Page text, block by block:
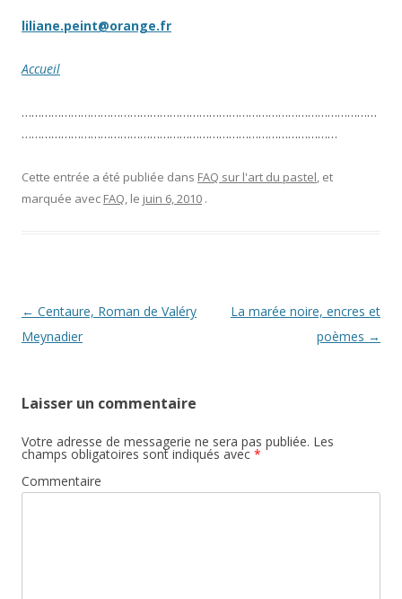
liliane.peint@orange.fr
Accueil
………………………………………………………………………………………………
……………………………………………………………………………………
Cette entrée a été publiée dans FAQ sur l'art du pastel , et
marquée avec FAQ , le juin 6, 2010 .
Navigation des articles
← Centaure, Roman de Valéry
Meynadier
La marée noire, encres et
poèmes →
Laisser un commentaire
Votre adresse de messagerie ne sera pas publiée. Les
champs obligatoires sont indiqués avec *
Commentaire